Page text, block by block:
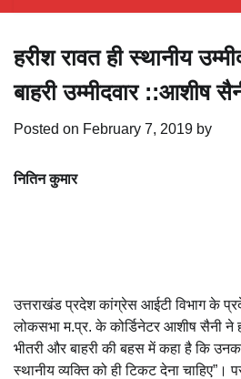
हरीश रावत ही स्थानीय
बाहरी उम्मीदवार ::आशीष
Posted on February 7, 2019 by
नितिन कुमार
उत्तराखंड प्रदेश कांग्रेस आईटी विभाग के
लोकसभा म.प्र. के कोर्डिनेटर आशीष सैनी ने
भीतरी और बाहरी की बहस में कहा है कि
स्थानीय व्यक्ति को ही टिकट देना चाहिए”।